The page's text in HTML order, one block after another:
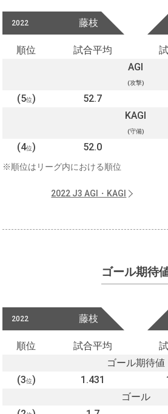
2022 藤枝
順位 試合平均
AGI
(攻撃)
(5位) 52.7
KAGI
(守備)
(4位) 52.0
※順位はリーグ内における順位
2022 J3 AGI・KAGI
ゴール期待
2022 藤枝
順位 試合平均
ゴール期待値
(3位) 1.431
ゴール